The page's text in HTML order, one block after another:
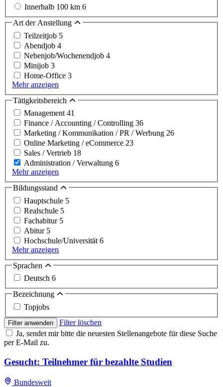
Innerhalb 100 km 6
Art der Anstellung
Teilzeitjob 5
Abendjob 4
Nebenjob/Wochenendjob 4
Minijob 3
Home-Office 3
Mehr anzeigen
Tätigkeitsbereich
Management 41
Finance / Accounting / Controlling 36
Marketing / Kommunikation / PR / Werbung 26
Online Marketing / eCommerce 23
Sales / Vertrieb 18
Administration / Verwaltung 6
Mehr anzeigen
Bildungsstand
Hauptschule 5
Realschule 5
Fachabitur 5
Abitur 5
Hochschule/Universität 6
Mehr anzeigen
Sprachen
Deutsch 6
Bezeichnung
Topjobs
Filter anwenden
Filter löschen
Ja, sendet mir bitte die neuesten Stellenangebote für diese Suche
per E-Mail zu.
Gesucht: Teilnehmer für bezahlte Studien
Bundesweit